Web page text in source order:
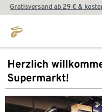
Gratisversand ab 29 € &
Herzlich
Supermarkt!